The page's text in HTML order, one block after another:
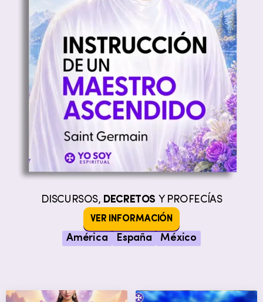
DISCURSOS, DECRETOS Y PROFECÍAS
VER INFORMACIÓN
América España México